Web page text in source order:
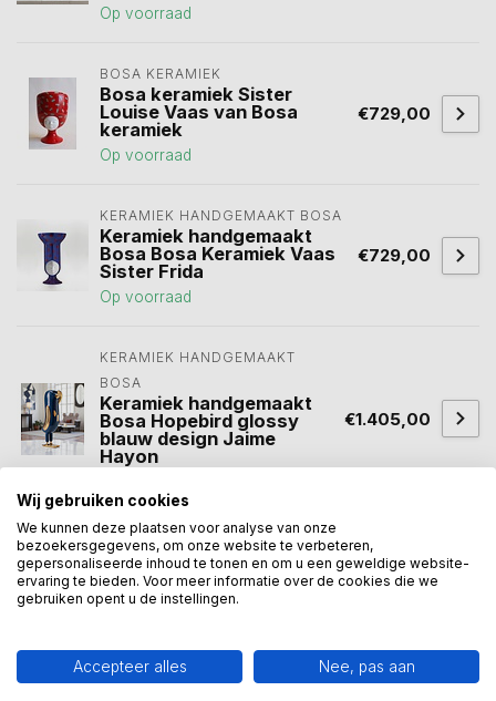
Op voorraad
BOSA KERAMIEK
Bosa keramiek Sister
Louise Vaas van Bosa
keramiek
Op voorraad
€729,00
KERAMIEK HANDGEMAAKT BOSA
Keramiek handgemaakt
Bosa Bosa Keramiek Vaas
Sister Frida
Op voorraad
€729,00
KERAMIEK HANDGEMAAKT
BOSA
Keramiek handgemaakt
Bosa Hopebird glossy
blauw design Jaime
Hayon
€1.405,00
bosa(12) bosa keramiek(14) mr ciao(1)
kunstcadeau?
Wij assisteren u graag via 06-23643267
Wij gebruiken cookies
We kunnen deze plaatsen voor analyse van onze
bezoekersgegevens, om onze website te verbeteren,
gepersonaliseerde inhoud te tonen en om u een geweldige website-
ervaring te bieden. Voor meer informatie over de cookies die we
gebruiken opent u de instellingen.
Accepteer alles Nee, pas aan